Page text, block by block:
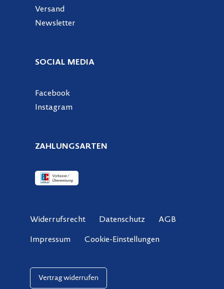
Versand
Newsletter
SOCIAL MEDIA
Facebook
Instagram
ZAHLUNGSARTEN
Widerrufsrecht Datenschutz AGB
Impressum Cookie-Einstellungen
Vertrag widerrufen